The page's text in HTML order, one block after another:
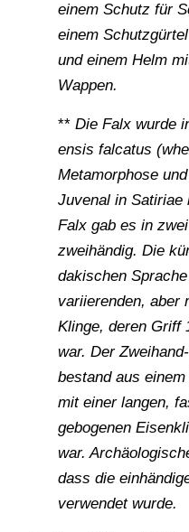
einem Schutz für
einem
und einem Helm
Wappen.
** Die Falx wurde
ensis falcatus
Metamorphose
Juvenal in Satiriae
Falx gab es in
zweihändig. Die
dakischen
variierenden, aber
Klinge, deren Griff
war. Der
bestand aus
mit einer langen,
gebogenen
war.
dass die
verwendet wurde.